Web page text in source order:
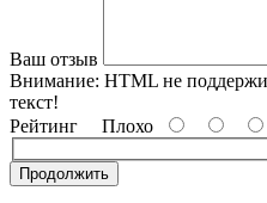
Ваш отзыв
Внимание: HTML не
текст!
Рейтинг Плохо
Продолжить